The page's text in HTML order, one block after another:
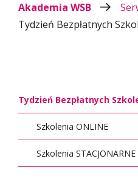
Akademia WSB
Tydzień Bezpłatnych
Tydzień Bezpłatnych
Szkolenia ONLINE
Szkolenia STACJONARNE